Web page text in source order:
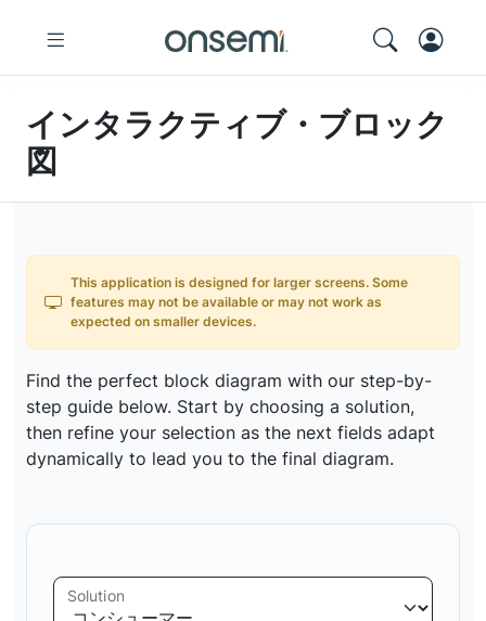
インタラクティブ・ブロック
図
This application is designed for larger screens. Some
features may not be available or may not work as
expected on smaller devices.
Find the perfect block diagram with our step-by-
step guide below. Start by choosing a solution,
then refine your selection as the next fields adapt
dynamically to lead you to the final diagram.
Solution